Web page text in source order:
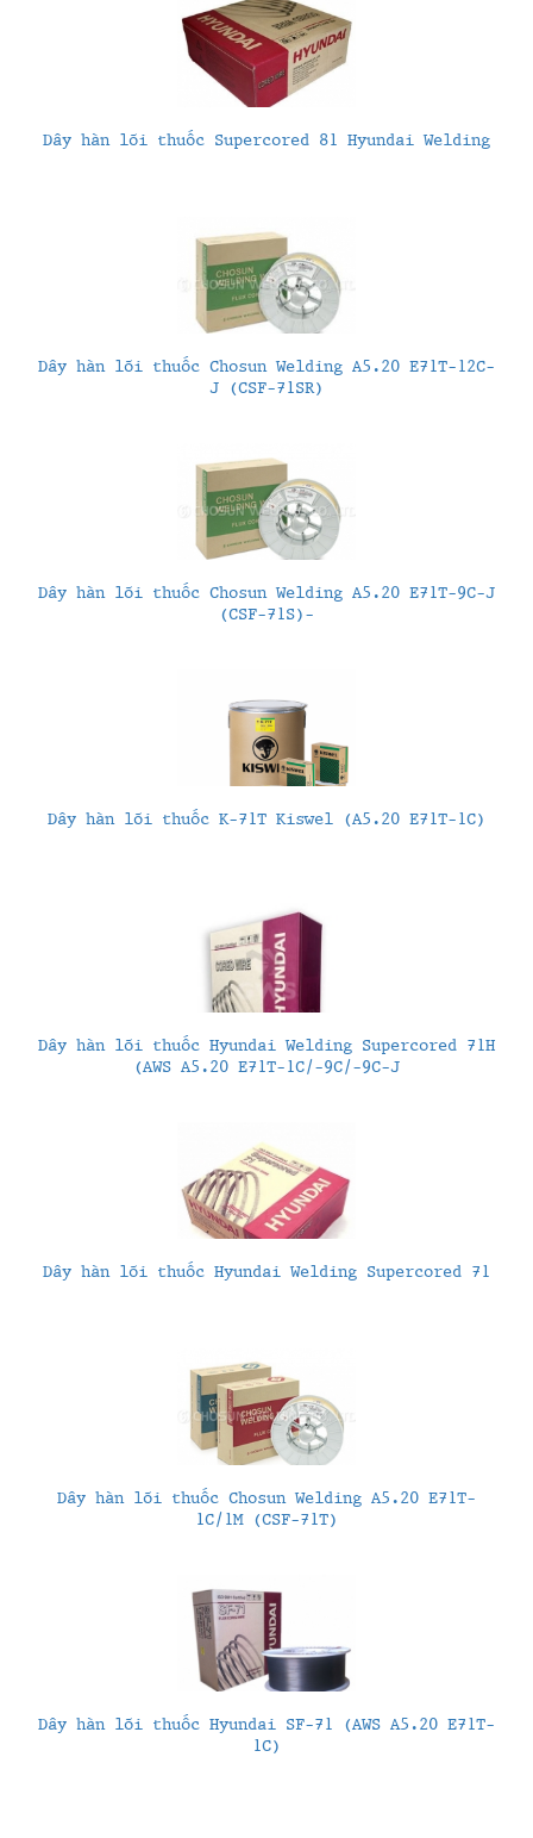
Dây hàn lõi thuốc Supercored 81 Hyundai Welding
Dây hàn lõi thuốc Chosun Welding A5.20 E71T-12C-
J (CSF-71SR)
Dây hàn lõi thuốc Chosun Welding A5.20 E71T-9C-J
(CSF-71S)-
Dây hàn lõi thuốc K-71T Kiswel (A5.20 E71T-1C)
Dây hàn lõi thuốc Hyundai Welding Supercored 71H
(AWS A5.20 E71T-1C/-9C/-9C-J
Dây hàn lõi thuốc Hyundai Welding Supercored 71
Dây hàn lõi thuốc Chosun Welding A5.20 E71T-
1C/1M (CSF-71T)
Dây hàn lõi thuốc Hyundai SF-71 (AWS A5.20 E71T-
1C)